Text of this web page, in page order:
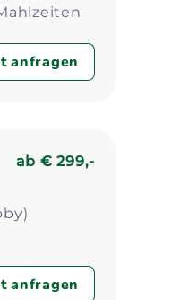
anfragen
ab € 299,-
anfragen